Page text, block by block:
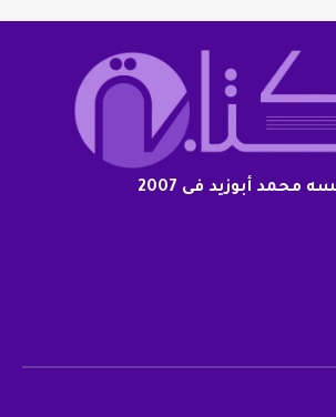
محمد أبوزيد فى 2007